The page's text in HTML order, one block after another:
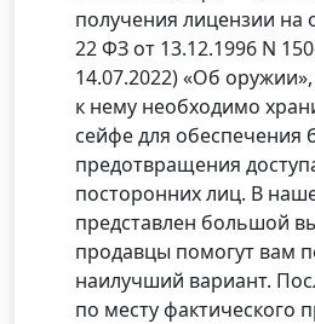
получения лицензии на
22 ФЗ от 13.12.1996 N
14.07.2022) «Об
к нему необходимо
сейфе для обеспечения
предотвращения
посторонних лиц. В
представлен большой
продавцы помогут вам
наилучший вариант.
по месту фактического